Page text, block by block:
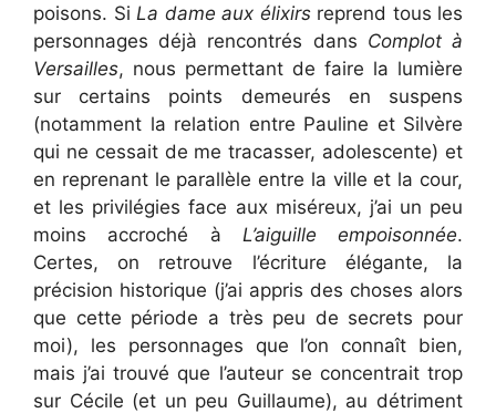
poisons. Si La dame aux élixirsreprend tous les
personnages déjà rencontrés dans Complot à
Versailles, nous permettant de faire la lumière
sur certains points demeurés en suspens
(notamment la relation entre Pauline et Silvère
qui ne cessait de me tracasser, adolescente) et
en reprenant le parallèle entre la ville et la cour,
et les privilégies face aux miséreux, j’ai un peu
moins accroché à L’aiguille empoisonnée.
Certes, on retrouve l’écriture élégante, la
précision historique (j’ai appris des choses alors
que cette période a très peu de secrets pour
moi), les personnages que l’on connaît bien,
mais j’ai trouvé que l’auteur se concentrait trop
sur Cécile (et un peu Guillaume), au détriment